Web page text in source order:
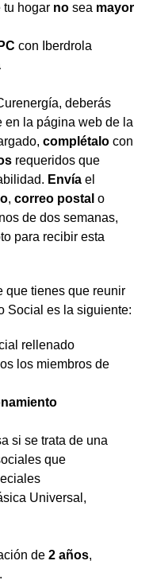
hogar no sea mayor
con Iberdrola
deberás
en la página web de la
complétalo con
requeridos que
Envía el
, correo postal o
de dos semanas,
para recibir esta
que tienes que reunir
Social es la siguiente:
rellenado
los miembros de
si se trata de una
que
Universal,
de 2 años,